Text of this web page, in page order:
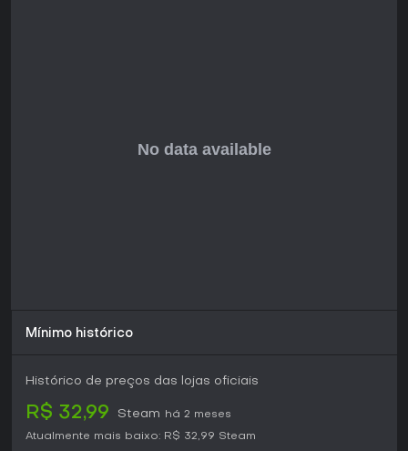
Mínimo histórico
Histórico de preços das lojas oficiais
R$ 32,99 Steam
há 2 meses
Atualmente mais baixo: R$ 32,99 Steam